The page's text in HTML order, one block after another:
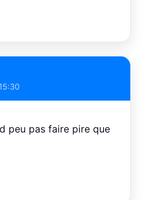
peu pas faire pire que